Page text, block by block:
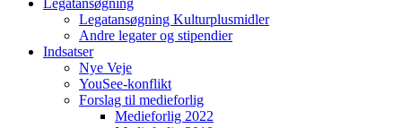
Legatansøgning
Legatansøgning Kulturplusmidler
Andre legater og stipendier
Indsatser
Nye Veje
YouSee-konflikt
Forslag til medieforlig
Medieforlig 2022